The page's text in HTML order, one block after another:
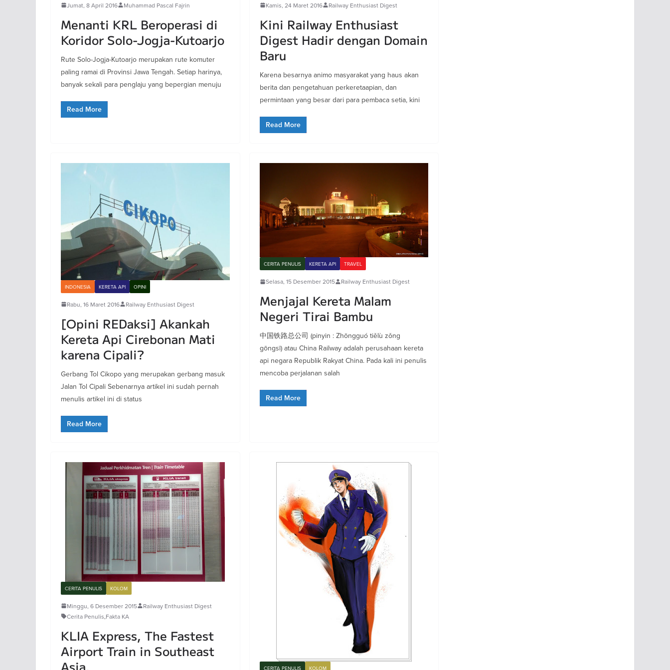
Jumat, 8 April 2016 Muhammad Pascal Fajrin
Menanti KRL Beroperasi di
Koridor Solo-Jogja-Kutoarjo
Rute Solo-Jogja-Kutoarjo merupakan rute komuter
paling ramai di Provinsi Jawa Tengah. Setiap harinya,
banyak sekali para penglaju yang bepergian menuju
Read More
Kamis, 24 Maret 2016 Railway Enthusiast Digest
Kini Railway Enthusiast
Digest Hadir dengan Domain
Baru
Karena besarnya animo masyarakat yang haus akan
berita dan pengetahuan perkeretaapian, dan
permintaan yang besar dari para pembaca setia, kini
Read More
INDONESIA KERETA API OPINI
Rabu, 16 Maret 2016 Railway Enthusiast Digest
[Opini REDaksi] Akankah
Kereta Api Cirebonan Mati
karena Cipali?
Gerbang Tol Cikopo yang merupakan gerbang masuk
Jalan Tol Cipali Sebenarnya artikel ini sudah pernah
menulis artikel ini di status
Read More
CERITA PENULIS KERETA API TRAVEL
Selasa, 15 Desember 2015 Railway Enthusiast Digest
Menjajal Kereta Malam
Negeri Tirai Bambu
中国铁路总公司 (pinyin : Zhōngguó tiělù zǒng
gōngsī) atau China Railway adalah perusahaan kereta
api negara Republik Rakyat China. Pada kali ini penulis
mencoba perjalanan salah
Read More
CERITA PENULIS KOLOM
Minggu, 6 Desember 2015
Railway Enthusiast Digest
Cerita Penulis,Fakta KA
KLIA Express, The Fastest
Airport Train in Southeast
Asia.
CERITA PENULIS KOLOM